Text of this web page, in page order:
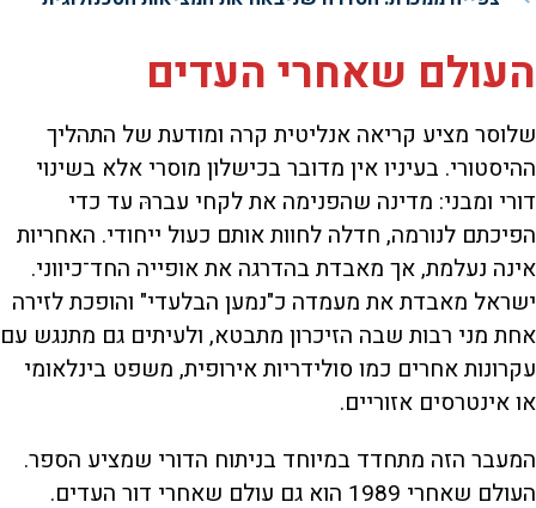
העולם שאחרי העדים
שלוסר מציע קריאה אנליטית קרה ומודעת של התהליך
ההיסטורי. בעיניו אין מדובר בכישלון מוסרי אלא בשינוי
דורי ומבני: מדינה שהפנימה את לקחי עברהּ עד כדי
הפיכתם לנורמה, חדלה לחוות אותם כעול ייחודי. האחריות
אינה נעלמת, אך מאבדת בהדרגה את אופייה החד־כיווני.
ישראל מאבדת את מעמדה כ"נמען הבלעדי" והופכת לזירה
אחת מני רבות שבה הזיכרון מתבטא, ולעיתים גם מתנגש עם
עקרונות אחרים כמו סולידריות אירופית, משפט בינלאומי
או אינטרסים אזוריים.
המעבר הזה מתחדד במיוחד בניתוח הדורי שמציע הספר.
העולם שאחרי 1989 הוא גם עולם שאחרי דור העדים.